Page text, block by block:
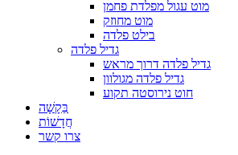
מוט עגול מפלדת פחמן
מוט מחוזק
בילט פלדה
גדיל פלדה
גדיל פלדה דרוך מראש
גדיל פלדה מגולוון
חוט נירוסטה תקוע
בַּקָשָׁה
חֲדָשׁוֹת
צרו קשר